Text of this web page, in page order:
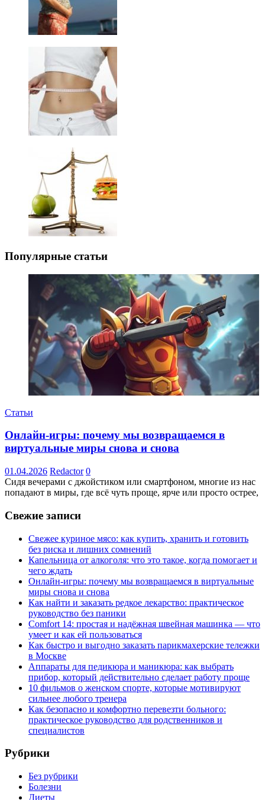
Популярные статьи
Статьи
Онлайн-игры: почему мы возвращаемся в
виртуальные миры снова и снова
01.04.2026 Redactor 0
Сидя вечерами с джойстиком или смартфоном, многие из нас
попадают в миры, где всё чуть проще, ярче или просто острее,
Свежие записи
Свежее куриное мясо: как купить, хранить и готовить
без риска и лишних сомнений
Капельница от алкоголя: что это такое, когда помогает и
чего ждать
Онлайн-игры: почему мы возвращаемся в виртуальные
миры снова и снова
Как найти и заказать редкое лекарство: практическое
руководство без паники
Comfort 14: простая и надёжная швейная машинка — что
умеет и как ей пользоваться
Как быстро и выгодно заказать парикмахерские тележки
в Москве
Аппараты для педикюра и маникюра: как выбрать
прибор, который действительно сделает работу проще
10 фильмов о женском спорте, которые мотивируют
сильнее любого тренера
Как безопасно и комфортно перевезти больного:
практическое руководство для родственников и
специалистов
Рубрики
Без рубрики
Болезни
Диеты